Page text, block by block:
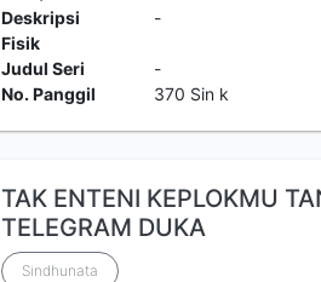
Deskripsi
Fisik
-
Judul Seri
-
No. Panggil
370 Sin k
TAK ENTENI KEPLOKMU
TELEGRAM DUKA
Sindhunata